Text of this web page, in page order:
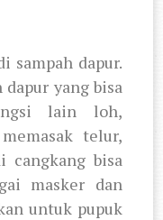
sampah dapur.
dapur yang bisa
lain loh,
telur,
bisa
masker dan
untuk pupuk